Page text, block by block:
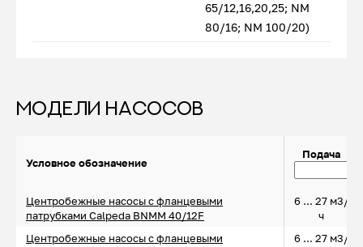
65/12,16,20,25; NM
80/16; NM 100/20)
МОДЕЛИ НАСОСОВ
Условное обозначение
Подача
Центробежные насосы с фланцевыми
патрубками Calpeda BNMM 40/12F
6 ... 27 м3/
ч
Центробежные насосы с фланцевыми
6 ... 27 м3/